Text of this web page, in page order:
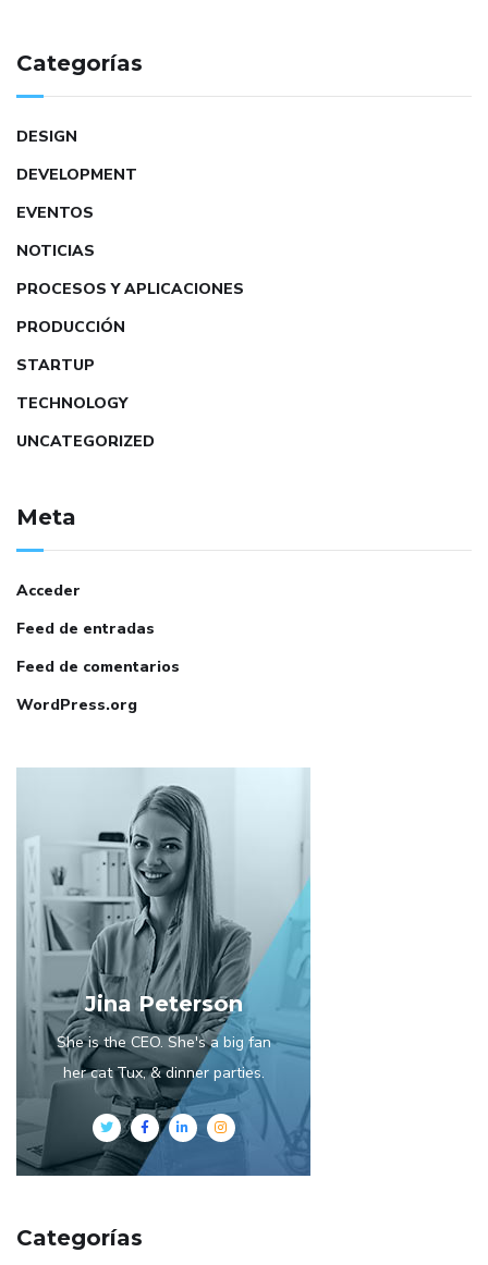
Categorías
DESIGN
DEVELOPMENT
EVENTOS
NOTICIAS
PROCESOS Y APLICACIONES
PRODUCCIÓN
STARTUP
TECHNOLOGY
UNCATEGORIZED
Meta
Acceder
Feed de entradas
Feed de comentarios
WordPress.org
Jina Peterson
She is the CEO. She's a big fan
her cat Tux, & dinner parties.
Categorías